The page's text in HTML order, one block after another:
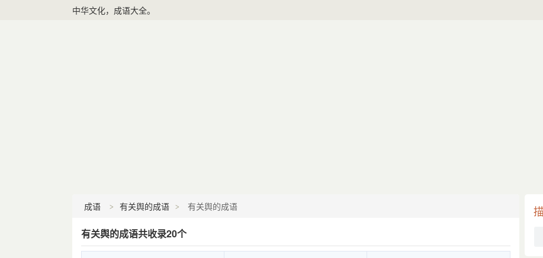
中华文化，成语大全。
成语 有关舆的成语 有关舆的成语
有关舆的成语共收录20个